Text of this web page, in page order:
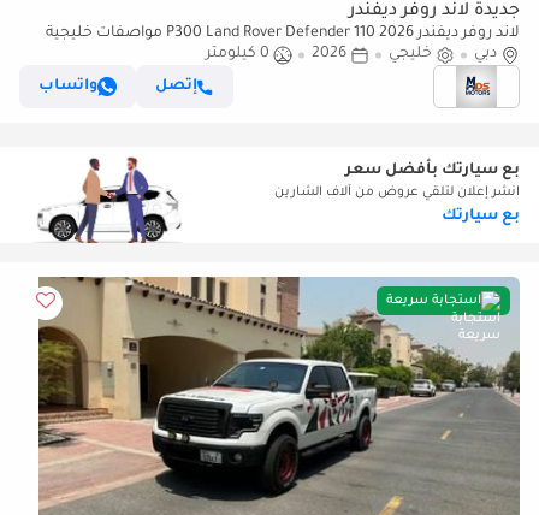
جديدة لاند روفر ديفندر
لاند روفر ديفندر P300 Land Rover Defender 110 2026 مواصفات خليجية
دبي
خليجي 2026
0 كيلومتر
إتصل
واتساب
بع سيارتك بأفضل سعر
انشر إعلان لتلقي عروض من آلاف الشارين
بع سيارتك
استجابة سريعة